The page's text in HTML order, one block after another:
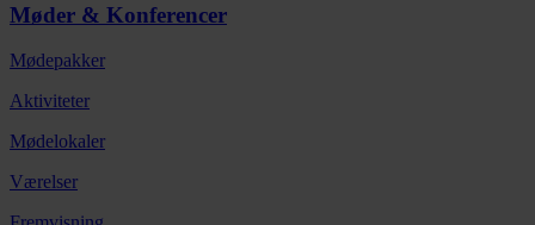
Møder & Konferencer
Mødepakker
Aktiviteter
Mødelokaler
Værelser